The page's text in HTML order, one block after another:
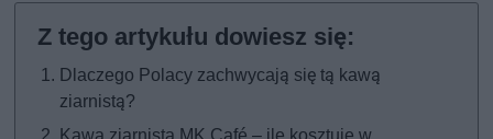
Dlaczego Polacy zachwycają się tą kawą
ziarnistą?